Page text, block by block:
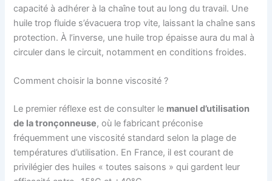
capacité à adhérer à la chaîne tout au long du travail. Une
huile trop fluide s’évacuera trop vite, laissant la chaîne sans
protection. À l’inverse, une huile trop épaisse aura du mal à
circuler dans le circuit, notamment en conditions froides.
Comment choisir la bonne viscosité ?
Le premier réflexe est de consulter le manuel d’utilisation
de la tronçonneuse, où le fabricant préconise
fréquemment une viscosité standard selon la plage de
températures d’utilisation. En France, il est courant de
privilégier des huiles « toutes saisons » qui gardent leur